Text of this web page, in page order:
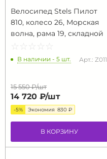
Велосипед Stels Пилот
810, колесо 26, Морская
волна, рама 19, складной
☆ ☆ ☆ ☆ ☆
★ ★ ★ ★ ★
В наличии - 5 шт. Арт.: Z011
15 550 ₽/шт
14 720 ₽/шт
-5% Экономия 830 ₽
В КОРЗИНУ